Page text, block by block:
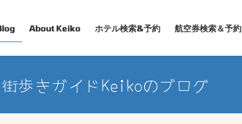
About Keiko ホテル検索&予約 航空券検索＆予約
歩きガイドKeikoのブログ